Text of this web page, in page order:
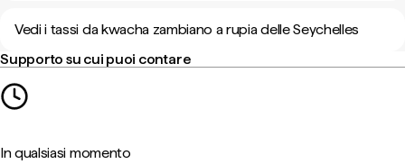
Vedi i tassi da kwacha zambiano a rupia delle Seychelles
Supporto su cui puoi contare
In qualsiasi momento